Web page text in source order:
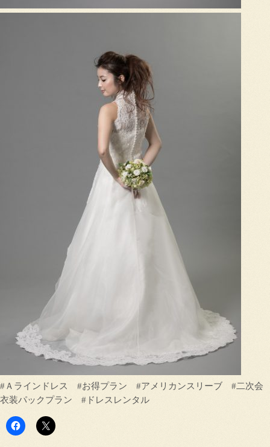
#Ａラインドレス #お得プラン #アメリカンスリーブ #二次会
衣装パックプラン #ドレスレンタル